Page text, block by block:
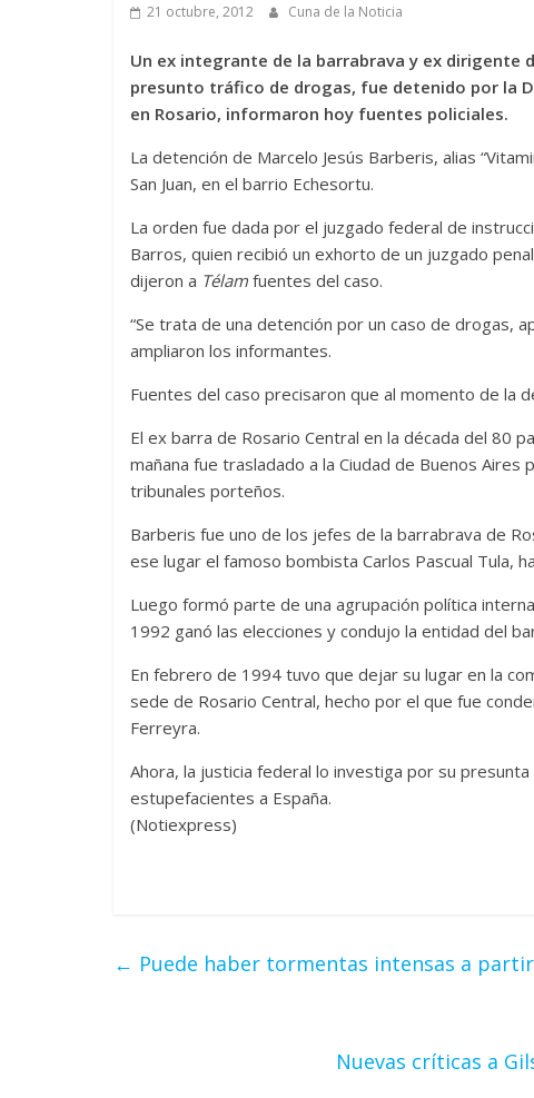
21 octubre, 2012 Cuna de la Noticia
Un ex integrante de la barrabrava y ex dirigente
presunto tráfico de drogas, fue detenido por la
en Rosario, informaron hoy fuentes policiales.
La detención de Marcelo Jesús Barberis, alias
San Juan, en el barrio Echesortu.
La orden fue dada por el juzgado federal de
Barros, quien recibió un exhorto de un juzgado
dijeron a Télam fuentes del caso.
“Se trata de una detención por un caso de drogas,
ampliaron los informantes.
Fuentes del caso precisaron que al momento de la
El ex barra de Rosario Central en la década del 80
mañana fue trasladado a la Ciudad de Buenos
tribunales porteños.
Barberis fue uno de los jefes de la barrabrava de
ese lugar el famoso bombista Carlos Pascual Tula,
Luego formó parte de una agrupación política
1992 ganó las elecciones y condujo la entidad del
En febrero de 1994 tuvo que dejar su lugar en la
sede de Rosario Central, hecho por el que fue
Ferreyra.
Ahora, la justicia federal lo investiga por su
estupefacientes a España.
(Notiexpress)
← Puede haber tormentas intensas a
Nuevas críticas a